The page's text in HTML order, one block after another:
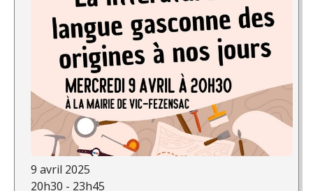
9 avril 2025
20h30 - 23h45